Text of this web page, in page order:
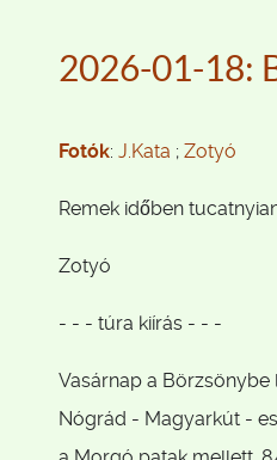
2026-01-18:
Fotók: J.Kata ; Zotyó
Remek időben
Zotyó
- - - túra kiírás - - -
Vasárnap a Börzsönybe
Nógrád - Magyarkút -